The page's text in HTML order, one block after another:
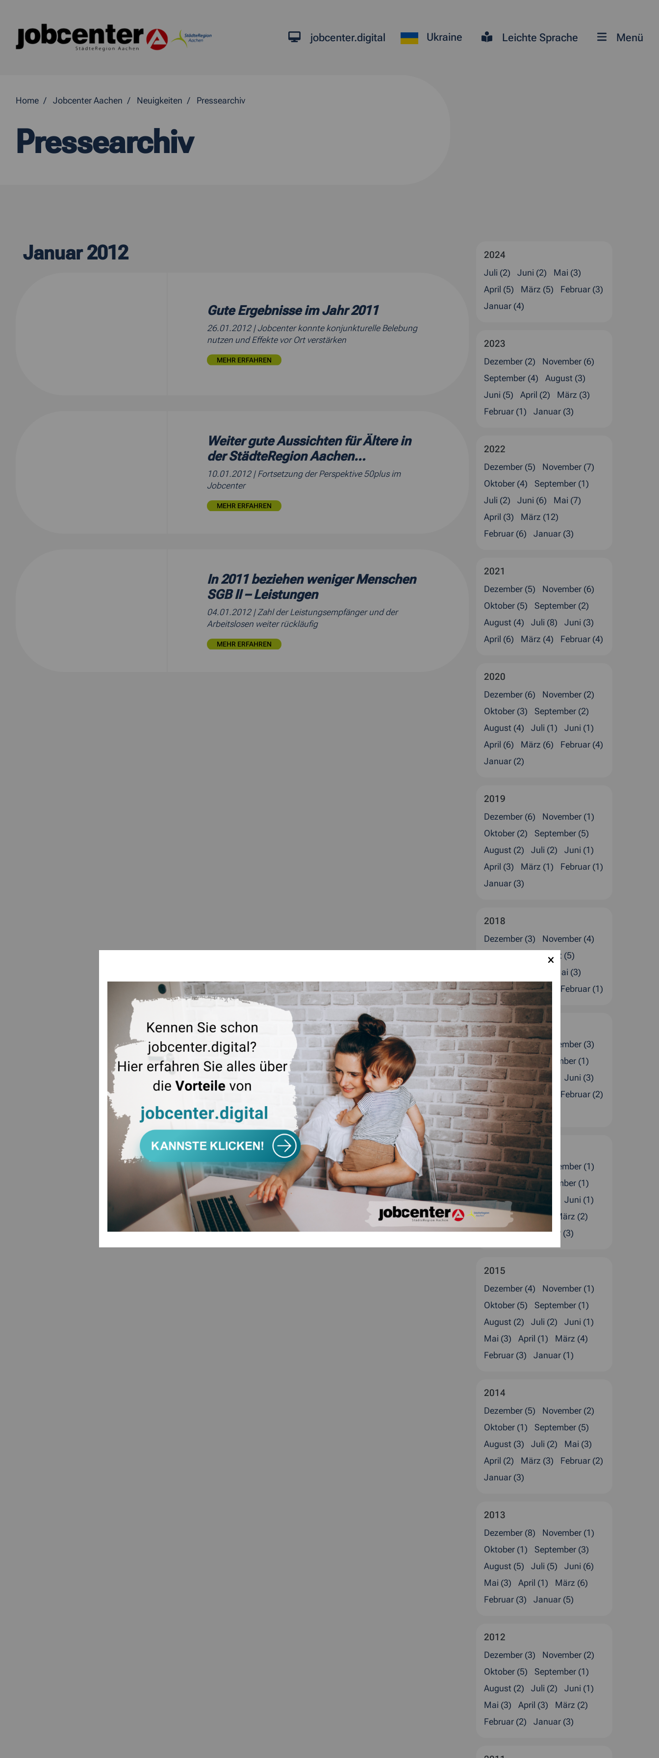
jobcenter.digital Ukraine Leichte Sprache Menü
Home Jobcenter Aachen Neuigkeiten Pressearchiv
Pressearchiv
Januar 2012
Gute Ergebnisse im Jahr 2011
26.01.2012 | Jobcenter konnte konjunkturelle Belebung
nutzen und Effekte vor Ort verstärken
MEHR ERFAHREN
Weiter gute Aussichten für Ältere in
der StädteRegion Aachen…
10.01.2012 | Fortsetzung der Perspektive 50plus im
Jobcenter
MEHR ERFAHREN
In 2011 beziehen weniger Menschen
SGB II – Leistungen
04.01.2012 | Zahl der Leistungsempfänger und der
Arbeitslosen weiter rückläufig
MEHR ERFAHREN
2024
Juli (2) Juni (2)
Mai (3)
April (5)
März (5)
Februar (3)
Januar (4)
2023
Dezember (2)
November (6)
September (4)
August (3)
Juni (5)
April (2)
März (3)
Februar (1)
Januar (3)
2022
Dezember (5)
November (7)
Oktober (4)
September (1)
Juli (2)
Juni (6)
Mai (7)
April (3)
März (12)
Februar (6)
Januar (3)
2021
Dezember (5)
November (6)
Oktober (5)
September (2)
August (4)
Juli (8)
Juni (3)
April (6)
März (4) Februar (4)
2020
Dezember (6)
November (2)
Oktober (3)
September (2)
August (4)
Juli (1)
Juni (1)
April (6)
März (6)
Februar (4)
Januar (2)
2019
Dezember (6)
November (1)
Oktober (2)
September (5)
August (2)
Juli (2)
Juni (1)
April (3)
März (1)
Februar (1)
Januar (3)
2018
Dezember (3)
November (4)
August (5)
Mai (3)
April (1)
März (2) Februar (1)
2017
Dezember (4)
November (3)
Oktober (2)
September (1)
August (1)
Juli (4)
Juni (3)
April (2)
März (1)
Februar (2)
Januar (4)
2016
Dezember (5)
November (1)
Oktober (1)
September (1)
August (4)
Juli (2)
Juni (1)
Mai (1)
April (4)
März (2)
Februar (4)
Januar (3)
2015
Dezember (4)
November (1)
Oktober (5)
September (1)
August (2)
Juli (2)
Juni (1)
Mai (3)
April (1)
März (4)
Februar (3)
Januar (1)
2014
Dezember (5)
November (2)
Oktober (1)
September (5)
August (3)
Juli (2)
Mai (3)
April (2)
März (3)
Februar (2)
Januar (3)
2013
Dezember (8)
November (1)
Oktober (1)
September (3)
August (5)
Juli (5)
Juni (6)
Mai (3)
April (1)
März (6)
Februar (3)
Januar (5)
2012
Dezember (3)
November (2)
Oktober (5)
September (1)
August (2)
Juli (2)
Juni (1)
Mai (3)
April (3)
März (2)
Februar (2)
Januar (3)